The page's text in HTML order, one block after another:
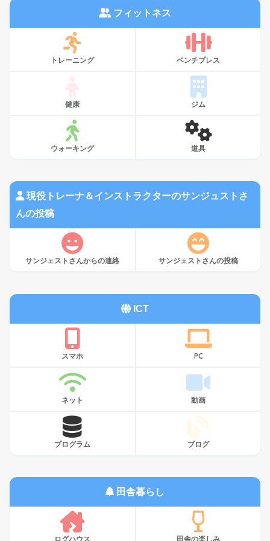
フィットネス
トレーニング ベンチプレス
健康 ジム
ウォーキング 道具
現役トレーナ＆インストラクターのサンジュストさ
んの投稿
サンジェストさんからの連絡 サンジェストさんの投稿
ICT
スマホ PC
ネット 動画
プログラム ブログ
田舎暮らし
ログハウス 田舎の楽しみ